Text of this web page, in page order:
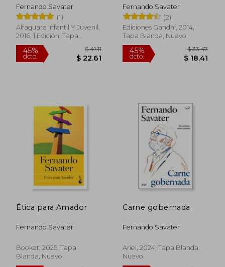
dcto.
45%
dcto.
Fernando Savater
(1)
Alfaguara Infantil Y Juvenil,
2016, 1 Edición, Tapa
Blanda, Nuevo
Fernando Savater
(2)
Ediciones Gandhi, 2014,
Tapa Blanda, Nuevo
Ética para Amador
Fernando Savater
Booket, 2025, Tapa
Blanda, Nuevo
Carne gobernada
Fernando Savater
Ariel, 2024, Tapa Blanda,
Nuevo